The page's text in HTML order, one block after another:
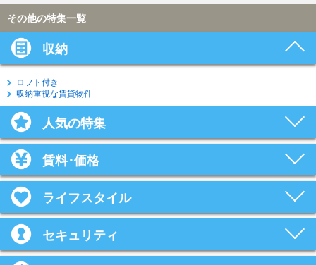
その他の特集一覧
収納
ロフト付き
収納重視な賃貸物件
人気の特集
賃料･価格
ライフスタイル
セキュリティ